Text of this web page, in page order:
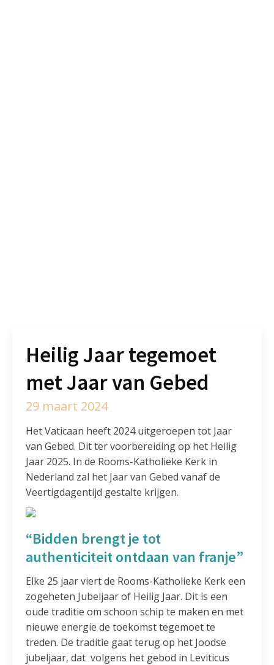
Heilig Jaar tegemoet
met Jaar van Gebed
29 maart 2024
Het Vaticaan heeft 2024 uitgeroepen tot Jaar
van Gebed. Dit ter voorbereiding op het Heilig
Jaar 2025. In de Rooms-Katholieke Kerk in
Nederland zal het Jaar van Gebed vanaf de
Veertigdagentijd gestalte krijgen.
“Bidden brengt je tot
authenticiteit ontdaan van franje”
Elke 25 jaar viert de Rooms-Katholieke Kerk een
zogeheten Jubeljaar of Heilig Jaar. Dit is een
oude traditie om schoon schip te maken en met
nieuwe energie de toekomst tegemoet te
treden. De traditie gaat terug op het Joodse
jubeljaar, dat volgens het gebod in Leviticus